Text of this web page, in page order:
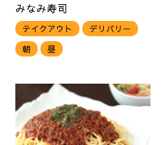
みなみ寿司
テイクアウト
デリバリー
朝
昼